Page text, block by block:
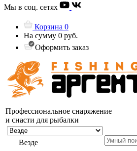
Мы в соц. сетях
Корзина 0
На сумму 0 руб.
Оформить заказ
Профессиональное снаряжение
и снасти для рыбалки
Везде